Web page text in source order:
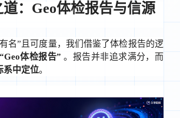
道：Geo体检报告与信源
名”且可度量，我们借鉴了体检报告的逻
“Geo体检报告” 。报告并非追求满分，而
系中定位。